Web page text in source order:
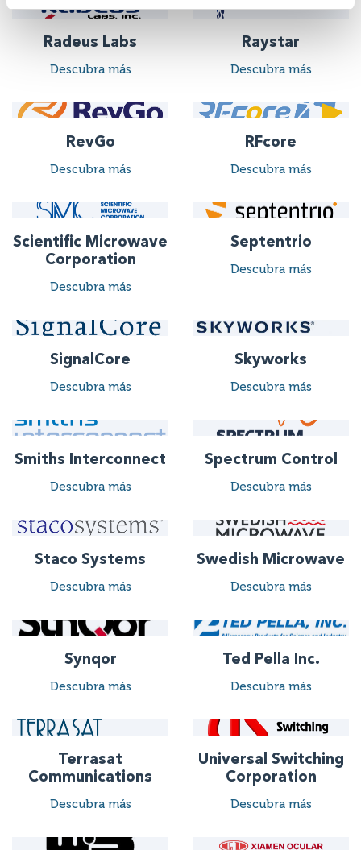
Radeus Labs
Descubra más
Raystar
Descubra más
RevGo
Descubra más
RFcore
Descubra más
Scientific Microwave
Corporation
Descubra más
Septentrio
Descubra más
SignalCore
Descubra más
Skyworks
Descubra más
Smiths Interconnect
Descubra más
Spectrum Control
Descubra más
Staco Systems
Descubra más
Swedish Microwave
Descubra más
Synqor
Descubra más
Ted Pella Inc.
Descubra más
Terrasat
Communications
Descubra más
Universal Switching
Corporation
Descubra más